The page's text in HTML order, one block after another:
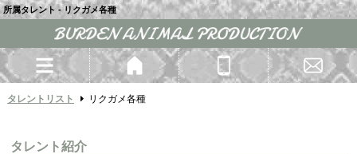
所属タレント - リクガメ各種
タレントリスト リクガメ各種
タレント紹介